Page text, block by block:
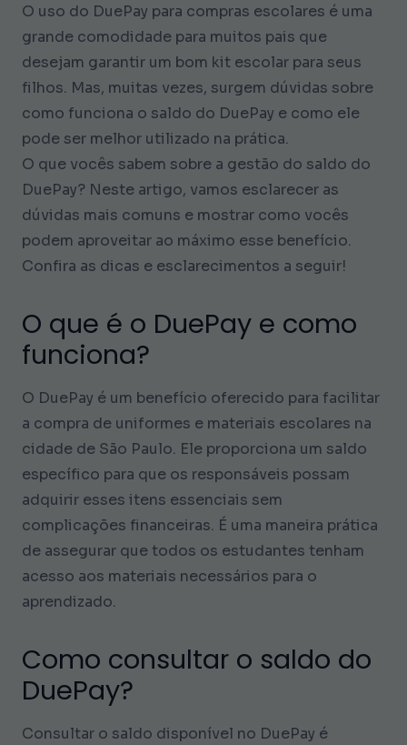
O uso do DuePay para compras escolares é uma
grande comodidade para muitos pais que
desejam garantir um bom kit escolar para seus
filhos. Mas, muitas vezes, surgem dúvidas sobre
como funciona o saldo do DuePay e como ele
pode ser melhor utilizado na prática.
O que vocês sabem sobre a gestão do saldo do
DuePay? Neste artigo, vamos esclarecer as
dúvidas mais comuns e mostrar como vocês
podem aproveitar ao máximo esse benefício.
Confira as dicas e esclarecimentos a seguir!
O que é o DuePay e como
funciona?
O DuePay é um benefício oferecido para facilitar
a compra de uniformes e materiais escolares na
cidade de São Paulo. Ele proporciona um saldo
específico para que os responsáveis possam
adquirir esses itens essenciais sem
complicações financeiras. É uma maneira prática
de assegurar que todos os estudantes tenham
acesso aos materiais necessários para o
aprendizado.
Como consultar o saldo do
DuePay?
Consultar o saldo disponível no DuePay é